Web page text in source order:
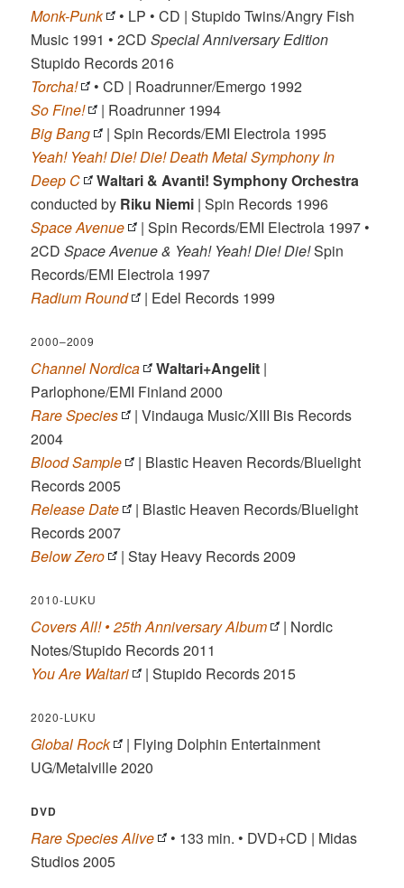
Monk-Punk
• LP • CD | Stupido Twins/Angry Fish
Music 1991 • 2CDSpecial Anniversary Edition
Stupido Records 2016
Torcha!
• CD | Roadrunner/Emergo 1992
So Fine!
| Roadrunner 1994
Big Bang
| Spin Records/EMI Electrola 1995
Yeah! Yeah! Die! Die! Death Metal Symphony In
Deep C
Waltari & Avanti! Symphony Orchestra
conducted by Riku Niemi | Spin Records 1996
Space Avenue
| Spin Records/EMI Electrola 1997 •
2CDSpace Avenue & Yeah! Yeah! Die! Die!Spin
Records/EMI Electrola 1997
Radium Round
| Edel Records 1999
2000–2009
Channel Nordica Waltari+Angelit |
Parlophone/EMI Finland 2000
Rare Species
| Vindauga Music/XIII Bis Records
2004
Blood Sample
| Blastic Heaven Records/Bluelight
Records 2005
Release Date
| Blastic Heaven Records/Bluelight
Records 2007
Below Zero
| Stay Heavy Records 2009
2010-LUKU
Covers All! • 25th Anniversary Album
| Nordic
Notes/Stupido Records 2011
You Are Waltari
| Stupido Records 2015
2020-LUKU
Global Rock
| Flying Dolphin Entertainment
UG/Metalville 2020
DVD
Rare Species Alive
• 133 min. • DVD+CD | Midas
Studios 2005